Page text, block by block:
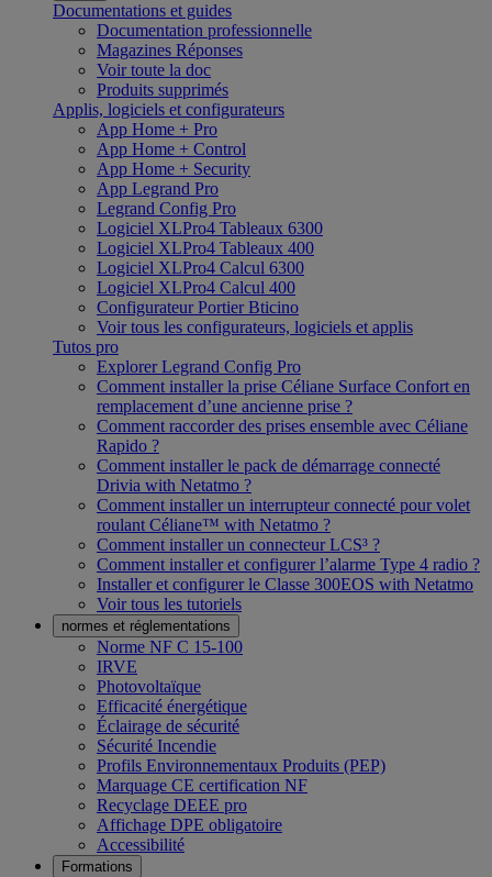
Documentations et guides
Documentation professionnelle
Magazines Réponses
Voir toute la doc
Produits supprimés
Applis, logiciels et configurateurs
App Home + Pro
App Home + Control
App Home + Security
App Legrand Pro
Legrand Config Pro
Logiciel XLPro4 Tableaux 6300
Logiciel XLPro4 Tableaux 400
Logiciel XLPro4 Calcul 6300
Logiciel XLPro4 Calcul 400
Configurateur Portier Bticino
Voir tous les configurateurs, logiciels et applis
Tutos pro
Explorer Legrand Config Pro
Comment installer la prise Céliane Surface Confort en
remplacement d’une ancienne prise ?
Comment raccorder des prises ensemble avec Céliane
Rapido ?
Comment installer le pack de démarrage connecté
Drivia with Netatmo ?
Comment installer un interrupteur connecté pour volet
roulant Céliane™ with Netatmo ?
Comment installer un connecteur LCS³ ?
Comment installer et configurer l’alarme Type 4 radio ?
Installer et configurer le Classe 300EOS with Netatmo
Voir tous les tutoriels
normes et réglementations
Norme NF C 15-100
IRVE
Photovoltaïque
Efficacité énergétique
Éclairage de sécurité
Sécurité Incendie
Profils Environnementaux Produits (PEP)
Marquage CE certification NF
Recyclage DEEE pro
Affichage DPE obligatoire
Accessibilité
Formations